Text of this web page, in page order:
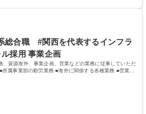
】■フレックス制度、未経験からでも下限年収
大学 高専 短大 専修学校 高校 語学力： 資格：第
総合職 #関西を代表するインフラ
採用 事業企画
、資源海外、事業企画、営業などの業務に従事していただ
属事業部の勤労業務 ■海外に関係する各種業務 ■営業部